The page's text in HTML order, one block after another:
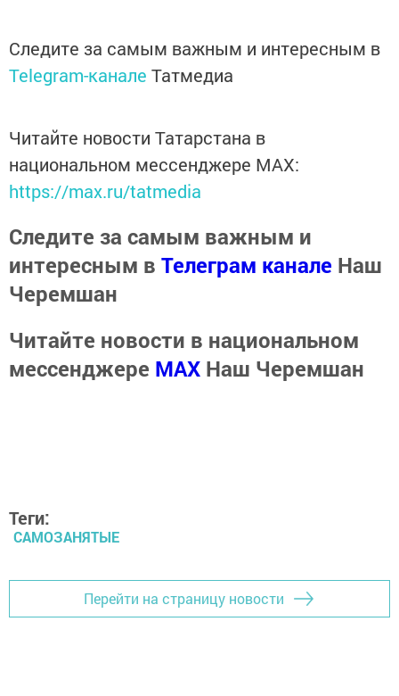
Следите за самым важным и интересным в
Telegram-канале Татмедиа
Читайте новости Татарстана в
национальном мессенджере MАХ:
https://max.ru/tatmedia
Следите за самым важным и
интересным в Телеграм канале Наш
Черемшан
Читайте новости в национальном
мессенджере MАХ Наш Черемшан
Теги:
САМОЗАНЯТЫЕ
Перейти на страницу новости